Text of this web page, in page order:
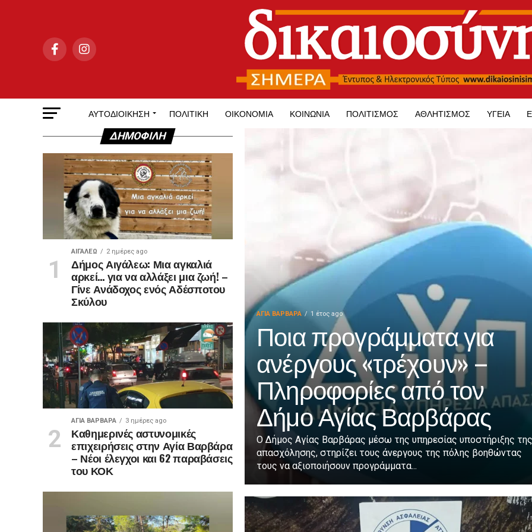
ΑΥΤΟΔΙΟΊΚΗΣΗ ΠΟΛΙΤΙΚΉ ΟΙΚΟΝΟΜΊΑ ΚΟΙΝΩΝΊΑ ΠΟΛΙΤΙΣΜΌΣ ΑΘΛΗΤΙΣΜΌΣ ΥΓΕΊΑ
ΑΓΙΑ ΒΑΡΒΑΡΑ 1 έτος ago
Ποια προγράμματα για
ανέργους «τρέχουν» –
Πληροφορίες από τον
Δήμο Αγίας Βαρβάρας
Ο Δήμος Αγίας Βαρβάρας μέσω της υπηρεσίας υποστήριξης της
απασχόλησης, στηρίζει τους άνεργους της πόλης βοηθώντας
τους να αξιοποιήσουν προγράμματα...
ΔΗΜΟΦΙΛΉ
ΑΙΓΑΛΕΩ 2 ημέρες ago
Δήμος Αιγάλεω: Μια αγκαλιά
αρκεί… για να αλλάξει μια ζωή! –
Γίνε Ανάδοχος ενός Αδέσποτου
Σκύλου
ΑΓΙΑ ΒΑΡΒΑΡΑ 3 ημέρες ago
Καθημερινές αστυνομικές
επιχειρήσεις στην Αγία Βαρβάρα
– Νέοι έλεγχοι και 62 παραβάσεις
του ΚΟΚ